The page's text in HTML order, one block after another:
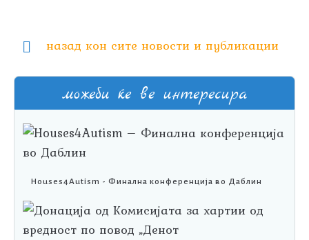
назад кон сите новости и публикации
можеби ќе ве интересира
Houses4Autism - Финална конференција во Даблин